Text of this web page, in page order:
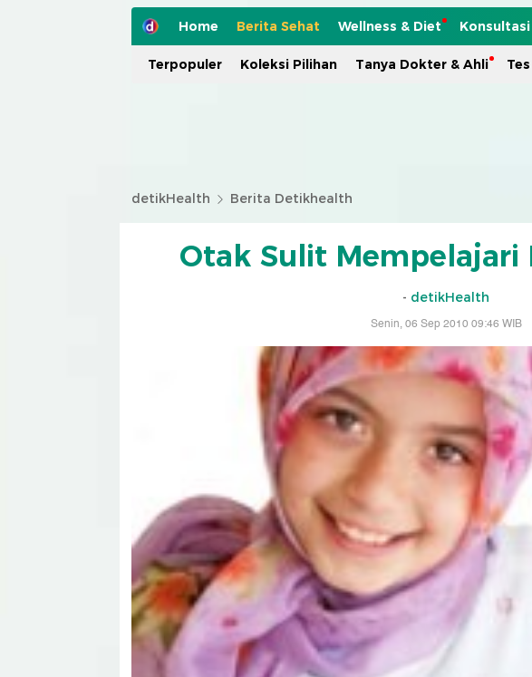
Home Berita Sehat Wellness & Diet Konsultasi
Terpopuler Koleksi Pilihan Tanya Dokter & Ahli
detikHealth Berita Detikhealth
Otak Sulit Mempelajari
- detikHealth
Senin, 06 Sep 2010 09:46 WIB